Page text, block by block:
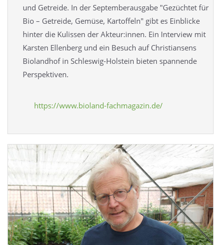
und Getreide. In der Septemberausgabe "Gezüchtet für
Bio – Getreide, Gemüse, Kartoffeln" gibt es Einblicke
hinter die Kulissen der Akteur:innen. Ein Interview mit
Karsten Ellenberg und ein Besuch auf Christiansens
Biolandhof in Schleswig-Holstein bieten spannende
Perspektiven.
https://www.bioland-fachmagazin.de/